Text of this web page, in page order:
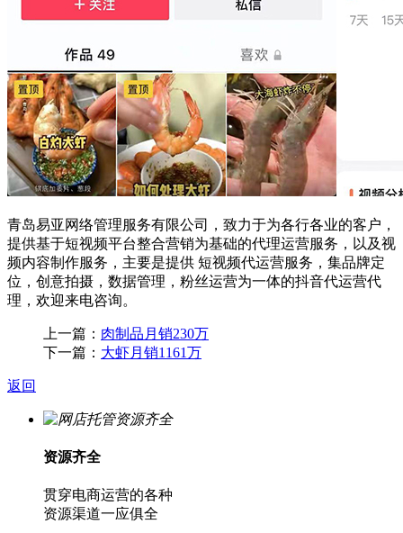
青岛易亚网络管理服务有限公司，致力于为各行各业的客户，
提供基于短视频平台整合营销为基础的代理运营服务，以及视
频内容制作服务，主要是提供 短视频代运营服务，集品牌定
位，创意拍摄，数据管理，粉丝运营为一体的抖音代运营代
理，欢迎来电咨询。
上一篇： 肉制品月销230万
下一篇： 大虾月销1161万
返回
资源齐全
贯穿电商运营的各种
资源渠道一应俱全